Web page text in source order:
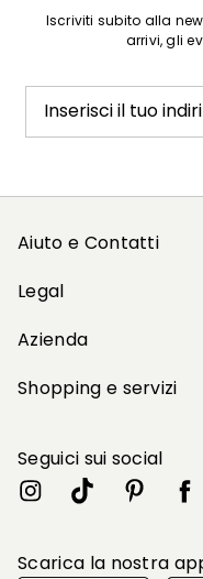
Iscriviti subito alla
arrivi, gli
Inserisci il tuo
Aiuto e Contatti
Legal
Azienda
Shopping e servizi
Seguici sui social
Scarica la nostra